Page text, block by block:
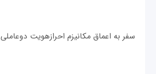
سفر به اعماق مکانیزم احرازهویت دوعاملی